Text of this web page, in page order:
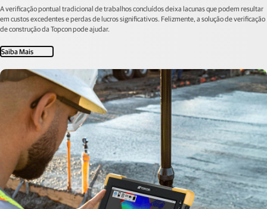
A verificação pontual tradicional de trabalhos concluídos deixa lacunas que podem resultar
em custos excedentes e perdas de lucros significativos. Felizmente, a solução de verificação
de construção da Topcon pode ajudar.
Saiba Mais